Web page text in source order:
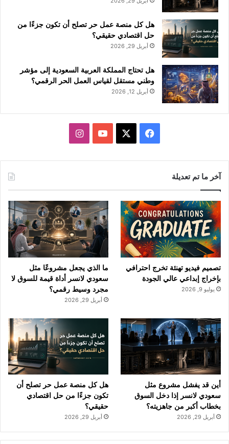
هل كل منصة عمل حر تصلح أن تكون جزءًا من
حل اقتصادي حقيقي؟
أبريل 29, 2026
هل تحتاج المملكة العربية السعودية إلى مؤشر
وطني مستقل لقياس العمل الحر الرقمي؟
أبريل 12, 2026
و
ك
T
u
b
e
ق
ر
ا
م
آخر ما تم تعديلة
تصميم فيديو تهنئة تخرج احترافي
بإخراج إبداعي عالي الجودة
يوليو 9, 2026
ما الذي يجعل مشروعًا مثل
سعودي لانسر أداة قيمة للسوق لا
مجرد وسيط رقمي؟
أبريل 29, 2026
أين قد يفشل مشروع مثل
سعودي لانسر إذا دخل السوق
بخطاب أكبر من جاهزيته؟
أبريل 29, 2026
هل كل منصة عمل حر تصلح أن
تكون جزءًا من حل اقتصادي
حقيقي؟
أبريل 29, 2026